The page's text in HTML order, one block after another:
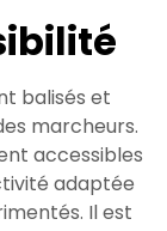
balisés et
marcheurs.
accessibles
adaptée
Il est